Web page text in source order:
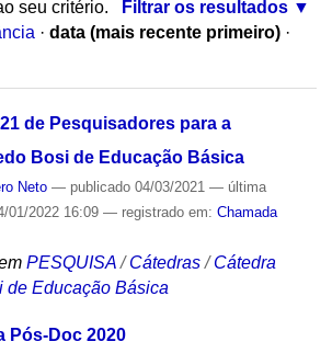
seu critério.
Filtrar os resultados
· data (mais recente primeiro) ·
de Pesquisadores para a
Bosi de Educação Básica
Neto — publicado04/03/2021 — última
01/2022 16:09 — registrado em: Chamada
PESQUISA /Cátedras/Cátedra
de Educação Básica
Pós-Doc 2020